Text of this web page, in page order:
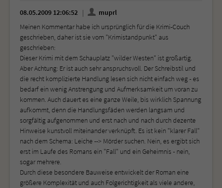
08.05.2009 12:06:52
muprl
Meinen Kommentar habe ich ursprünglich für die Krimi-Couch
geschrieben, daher ist sie vom "Krimistandpunkt" aus
geschrieben:
Dieser Krimi mit dem Schauplatz "wilder Westen" ist großartig.
Aber Achtung: Er ist auch sehr anspruchsvoll. Der Schreibstil und
die recht komplizierte Handlung lesen sich nicht einfach weg - es
bedarf ein wenig Anstrengung und Aufmerksamkeit um voran zu
kommen. Auch dauert es eine ganze Weile, bis wirklich Spannung
aufkommt, denn die Handlungsfäden werden langsam und
sorgfältig aufgenommen und erst nach und nach durch dezente
Hinweise kunstvoll miteinander verknüpft. Es ist kein "klarer Fall"
nach dem Schema: Leiche --> Mörder suchen. Nein, es ergibt sich
erst im Laufe des Romans ein "Fall" und ein Geheimnis - nein,
sogar mehrere.
Durch diese besondere Bauweise entwickelt der Roman eine
größere Komplexität und auch Folgerichtigkeit als viele andere,